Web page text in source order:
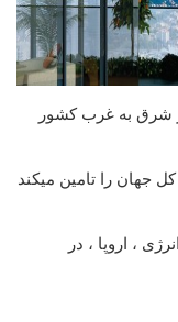
از شرق به غرب کشور
به 70 % از انرژی کل جهان را تامین میکند
، اروپا ، در